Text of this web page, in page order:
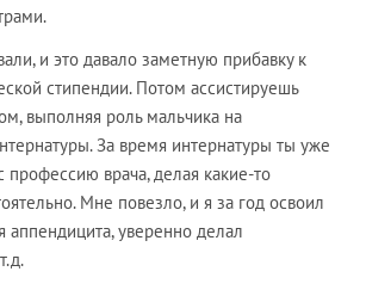
и это давало заметную прибавку к
стипендии. Потом ассистируешь
выполняя роль мальчика на
За время интернатуры ты уже
профессию врача, делая какие-то
Мне повезло, и я за год освоил
аппендицита, уверенно делал